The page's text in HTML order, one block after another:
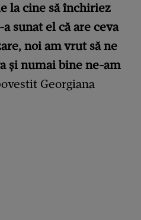
la cine să închiriez
sunat el că are ceva
noi am vrut să ne
și numai bine ne-am
Georgiana